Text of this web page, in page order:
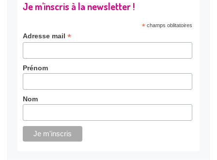
Je m'inscris à la newsletter !
* champs oblitatoires
Adresse mail*
Prénom
Nom